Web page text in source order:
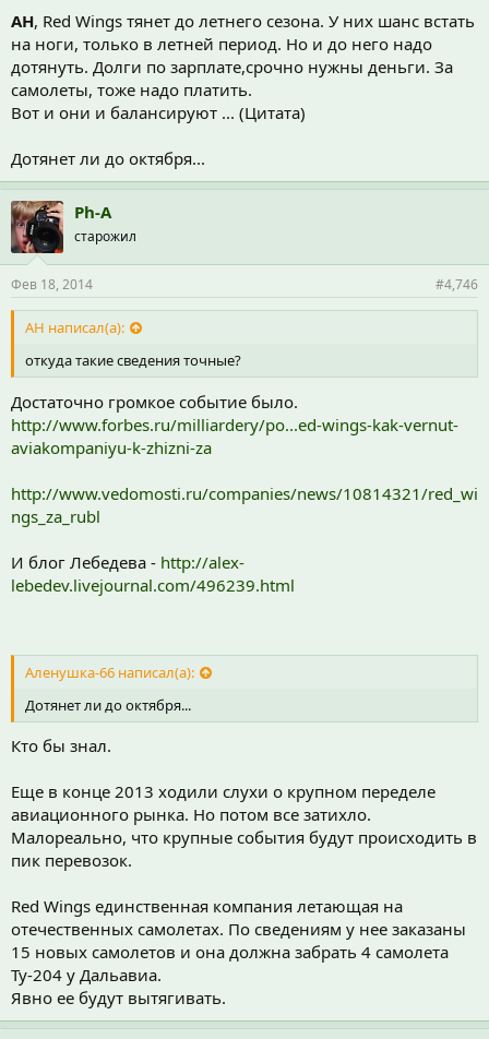
АН, Red Wings тянет до летнего сезона. У них шанс встать
на ноги, только в летней период. Но и до него надо
дотянуть. Долги по зарплате,срочно нужны деньги. За
самолеты, тоже надо платить.
Вот и они и балансируют ... (Цитата)
Дотянет ли до октября...
Ph-A
старожил
Фев 18, 2014 #4,746
АН написал(а):
откуда такие сведения точные?
Достаточно громкое событие было.
http://www.forbes.ru/milliardery/po...ed-wings-kak-vernut-
aviakompaniyu-k-zhizni-za
http://www.vedomosti.ru/companies/news/10814321/red_wi
ngs_za_rubl
И блог Лебедева - http://alex-
lebedev.livejournal.com/496239.html
Аленушка-66 написал(а):
Дотянет ли до октября...
Кто бы знал.
Еще в конце 2013 ходили слухи о крупном переделе
авиационного рынка. Но потом все затихло.
Малореально, что крупные события будут происходить в
пик перевозок.
Red Wings единственная компания летающая на
отечественных самолетах. По сведениям у нее заказаны
15 новых самолетов и она должна забрать 4 самолета
Ту-204 у Дальавиа.
Явно ее будут вытягивать.